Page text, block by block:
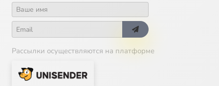
Рассылки осуществляются на платформе